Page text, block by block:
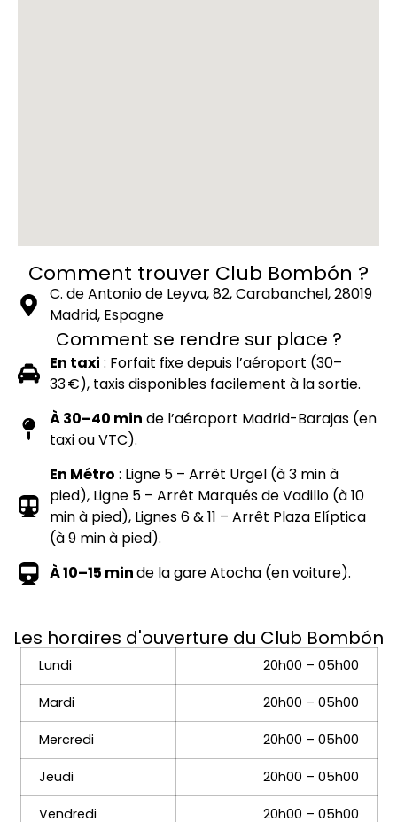
Comment trouver Club Bombón ?
C. de Antonio de Leyva, 82, Carabanchel, 28019
Madrid, Espagne
Comment se rendre sur place ?
En taxi : Forfait fixe depuis l’aéroport (30–
33 €), taxis disponibles facilement à la sortie.
À 30–40 min de l’aéroport Madrid-Barajas (en
taxi ou VTC).
En Métro : Ligne 5 – Arrêt Urgel (à 3 min à
pied), Ligne 5 – Arrêt Marqués de Vadillo (à 10
min à pied), Lignes 6 & 11 – Arrêt Plaza Elíptica
(à 9 min à pied).
À 10–15 minde la gare Atocha (en voiture).
Les horaires d'ouverture du Club Bombón
Lundi 20h00 – 05h00
Mardi 20h00 – 05h00
Mercredi 20h00 – 05h00
Jeudi 20h00 – 05h00
Vendredi 20h00 – 05h00